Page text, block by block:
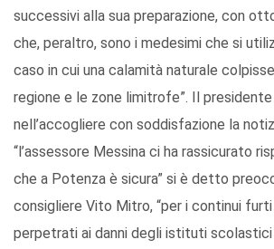
successivi alla sua preparazione, con
che, peraltro, sono i medesimi che si
caso in cui una calamità naturale
regione e le zone limitrofe”. Il presidente
nell’accogliere con soddisfazione la
“l’assessore Messina ci ha rassicurato
che a Potenza è sicura” si è detto
consigliere Vito Mitro, “per i continui
perpetrati ai danni degli istituti scolastici